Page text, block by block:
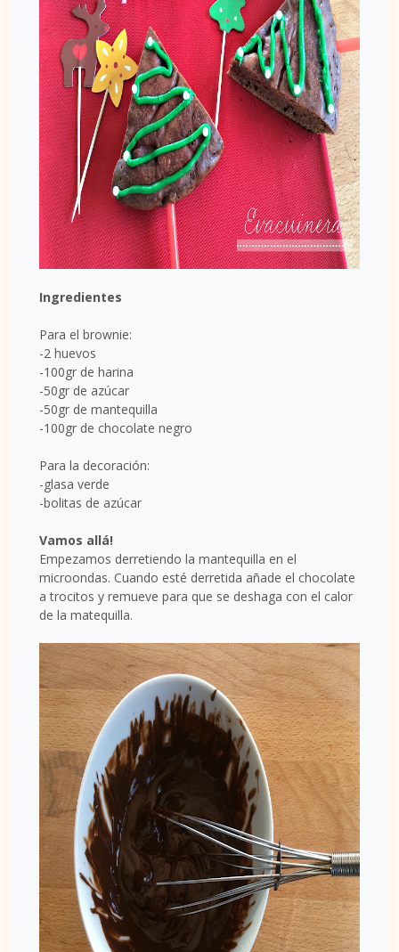
Ingredientes
Para el brownie:
-2 huevos
-100gr de harina
-50gr de azúcar
-50gr de mantequilla
-100gr de chocolate negro
Para la decoración:
-glasa verde
-bolitas de azúcar
Vamos allá!
Empezamos derretiendo la mantequilla en el
microondas. Cuando esté derretida añade el chocolate
a trocitos y remueve para que se deshaga con el calor
de la matequilla.